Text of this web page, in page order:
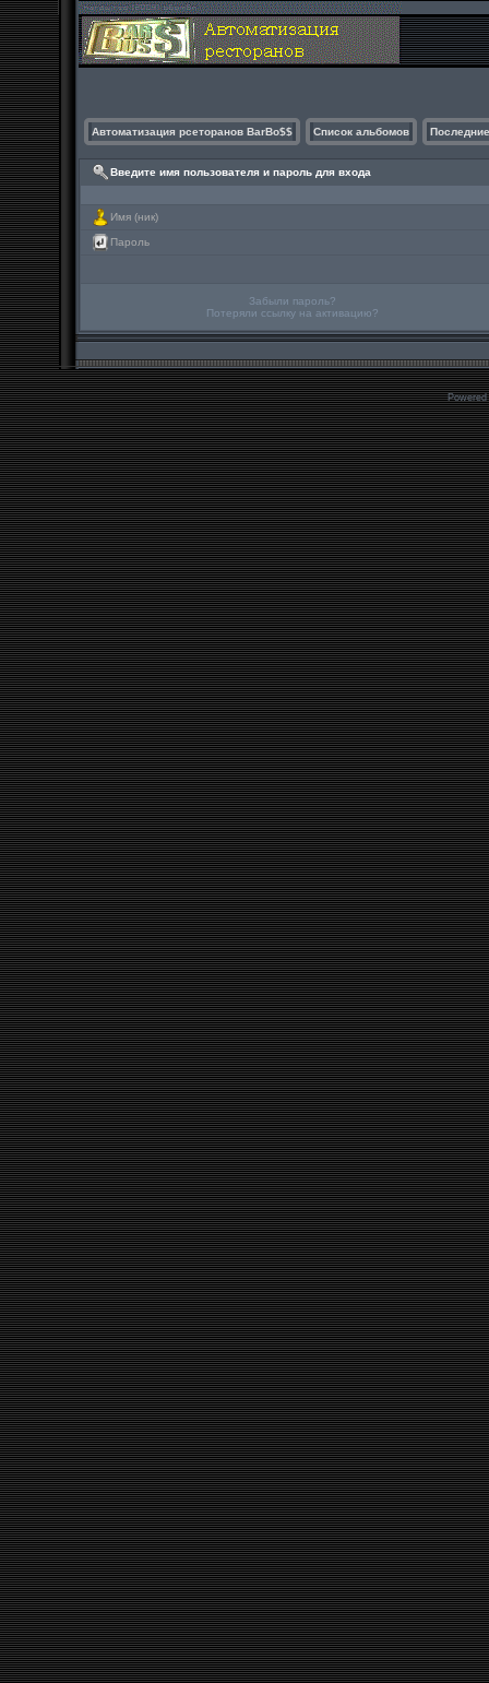
Автоматизация рсеторанов BarBo$$ Список альбомов
Введите имя пользователя и пароль для входа
Имя (ник)
Пароль
Забыли пароль?
Потеряли ссылку на активацию?